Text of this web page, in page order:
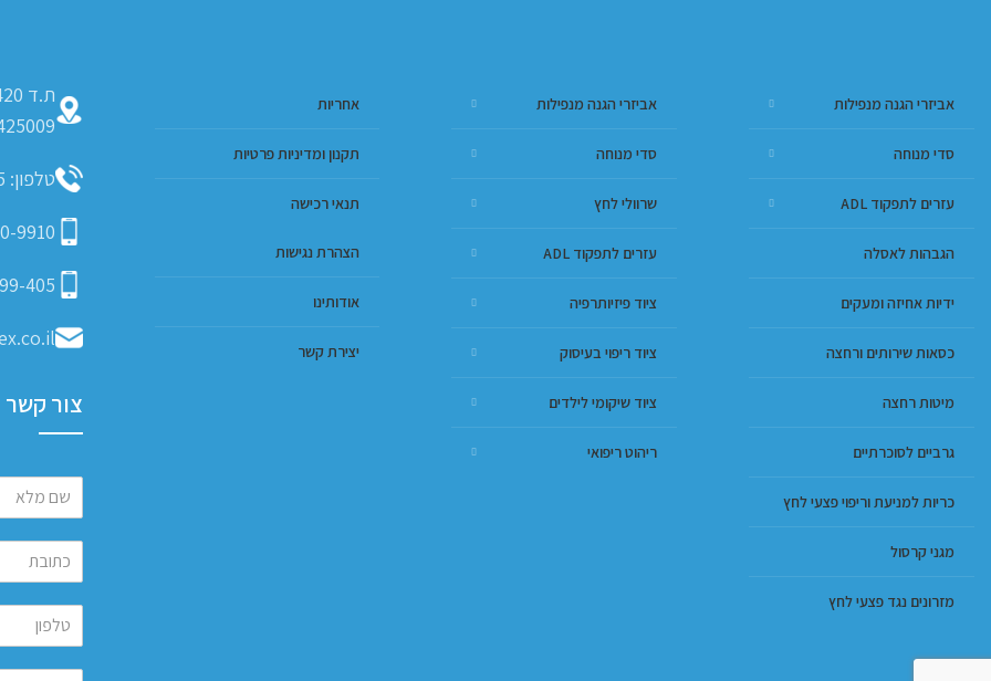
אביזרי הגנה מנפילות
סדי מנוחה
עזרים לתפקוד ADL
הגבהות לאסלה
ידיות אחיזה ומעקים
כסאות שירותים ורחצה
מיטות רחצה
גרביים לסוכרתיים
כריות למניעת וריפוי פצעי לחץ
מגני קרסול
מזרונים נגד פצעי לחץ
אביזרי הגנה מנפילות
סדי מנוחה
שרוולי לחץ
עזרים לתפקוד ADL
ציוד פיזיותרפיה
ציוד ריפוי בעיסוק
ציוד שיקומי לילדים
ריהוט ריפואי
אחריות
תקנון ומדיניות פרטיות
תנאי רכישה
הצהרת נגישות
אודותינו
יצירת קשר
טלפון: 09-793-9635
9910
405
צור קשר